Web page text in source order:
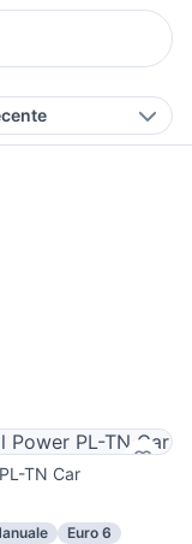
TN Car
Euro 6